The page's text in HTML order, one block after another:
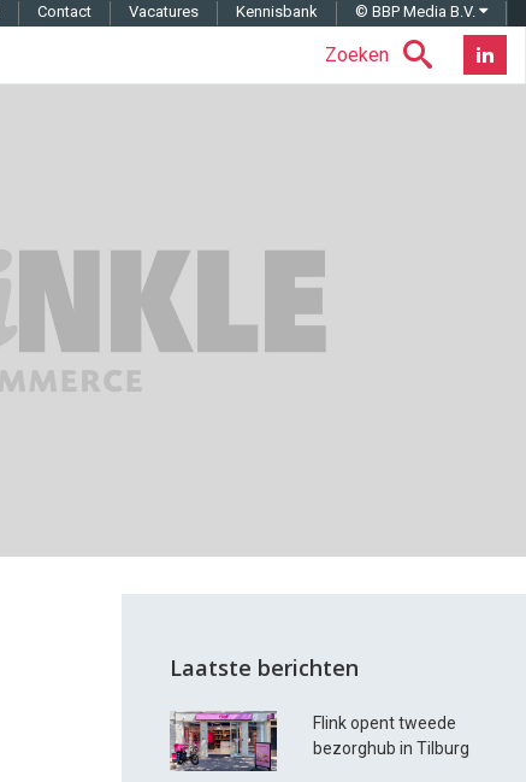
Zoeken
Contact Vacatures Kennisbank © BBP Media B.V.
Laatste berichten
Flink opent tweede
bezorghub in Tilburg